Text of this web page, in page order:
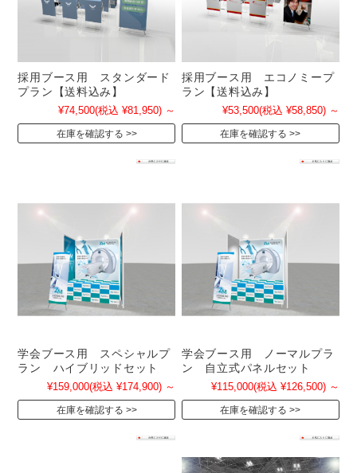
採用ブース用 スタンダード
プラン【送料込み】
¥74,500(税込 ¥81,950) ～
在庫を確認する
採用ブース用 エコノミープ
ラン【送料込み】
¥53,500(税込 ¥58,850) ～
在庫を確認する
学会ブース用 スペシャルプ
ラン ハイブリッドセット
¥159,000(税込 ¥174,900) ～
在庫を確認する
学会ブース用 ノーマルプラ
ン 自立式パネルセット
¥115,000(税込 ¥126,500) ～
在庫を確認する